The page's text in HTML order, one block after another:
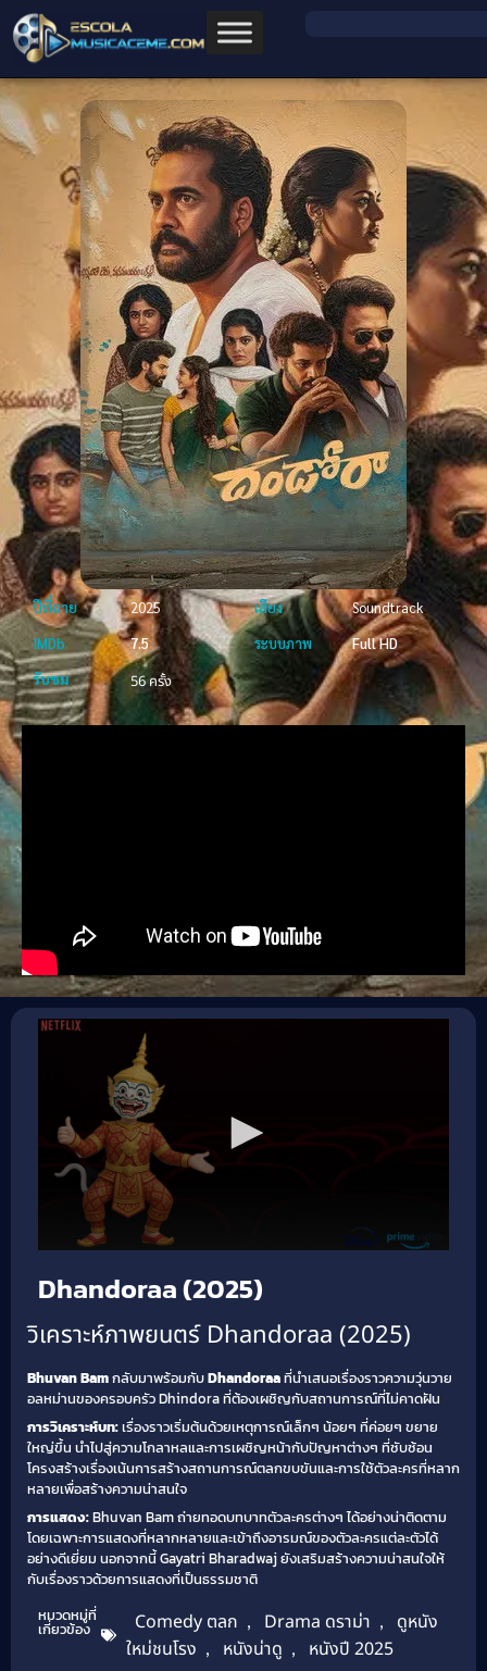
ปีที่ฉาย 2025 เสียง
Soundtrack
IMDb
7.5 ระบบภาพ
Full HD
รับชม
56 ครั้ง
Dhandoraa (2025)
วิเคราะห์ภาพยนตร์ Dhandoraa (2025)
Bhuvan Bamกลับมาพร้อมกับDhandoraaที่นำเสนอเรื่องราวความวุ่นวาย
อลหม่านของครอบครัว Dhindora ที่ต้องเผชิญกับสถานการณ์ที่ไม่คาดฝัน
การวิเคราะห์บท:เรื่องราวเริ่มต้นด้วยเหตุการณ์เล็กๆ น้อยๆ ที่ค่อยๆ ขยาย
ใหญ่ขึ้น นำไปสู่ความโกลาหลและการเผชิญหน้ากับปัญหาต่างๆ ที่ซับซ้อน
โครงสร้างเรื่องเน้นการสร้างสถานการณ์ตลกขบขันและการใช้ตัวละครที่หลาก
หลายเพื่อสร้างความน่าสนใจ
การแสดง:Bhuvan Bam ถ่ายทอดบทบาทตัวละครต่างๆ ได้อย่างน่าติดตาม
โดยเฉพาะการแสดงที่หลากหลายและเข้าถึงอารมณ์ของตัวละครแต่ละตัวได้
อย่างดีเยี่ยม นอกจากนี้ Gayatri Bharadwaj ยังเสริมสร้างความน่าสนใจให้
กับเรื่องราวด้วยการแสดงที่เป็นธรรมชาติ
หมวดหมู่ที่
เกี่ยวข้อง Comedy ตลก , Drama ดราม่า ,
ดูหนัง
ใหม่ชนโรง , หนังน่าดู , หนังปี 2025